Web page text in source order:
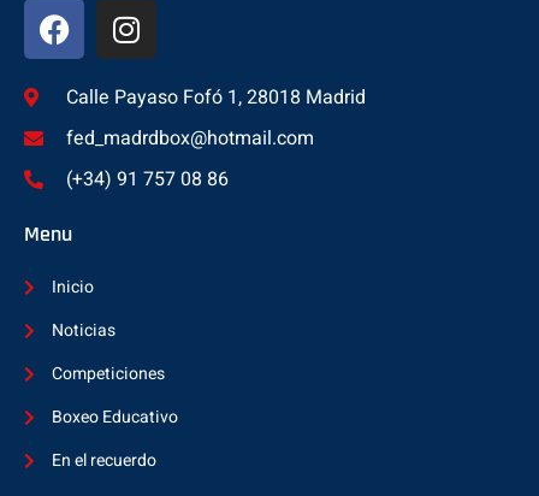
Calle Payaso Fofó 1, 28018 Madrid
fed_madrdbox@hotmail.com
(+34) 91 757 08 86
Menu
Inicio
Noticias
Competiciones
Boxeo Educativo
En el recuerdo